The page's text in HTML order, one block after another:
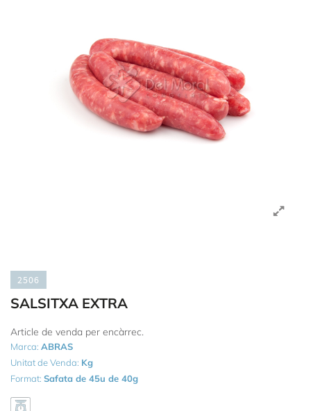
2506
SALSITXA EXTRA
Article de venda per encàrrec.
Marca: ABRAS
Unitat de Venda: Kg
Format: Safata de 45u de 40g